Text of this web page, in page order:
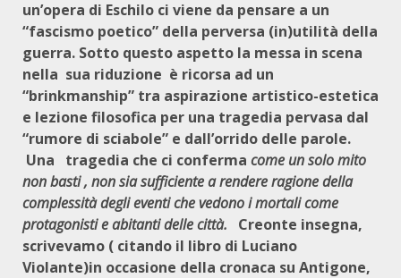
un’opera di Eschilo ci viene da pensare a un
“fascismo poetico” della perversa (in)utilità della
guerra. Sotto questo aspetto la messa in scena
nella sua riduzione è ricorsa ad un
“brinkmanship” tra aspirazione artistico-estetica
e lezione filosofica per una tragedia pervasa dal
“rumore di sciabole” e dall’orrido delle parole.
Una tragedia che ci conferma come un solo mito
non basti , non sia sufficiente a rendere ragione della
complessità degli eventi che vedono i mortali come
protagonisti e abitanti delle città.
Creonte insegna,
scrivevamo ( citando il libro di Luciano
Violante)in occasione della cronaca su Antigone,